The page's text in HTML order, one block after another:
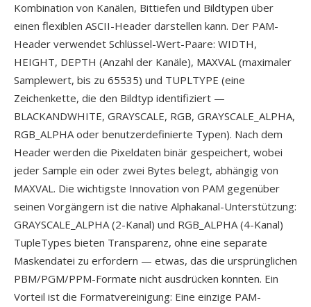
Kombination von Kanälen, Bittiefen und Bildtypen über
einen flexiblen ASCII-Header darstellen kann. Der PAM-
Header verwendet Schlüssel-Wert-Paare: WIDTH,
HEIGHT, DEPTH (Anzahl der Kanäle), MAXVAL (maximaler
Samplewert, bis zu 65535) und TUPLTYPE (eine
Zeichenkette, die den Bildtyp identifiziert —
BLACKANDWHITE, GRAYSCALE, RGB, GRAYSCALE_ALPHA,
RGB_ALPHA oder benutzerdefinierte Typen). Nach dem
Header werden die Pixeldaten binär gespeichert, wobei
jeder Sample ein oder zwei Bytes belegt, abhängig von
MAXVAL. Die wichtigste Innovation von PAM gegenüber
seinen Vorgängern ist die native Alphakanal-Unterstützung:
GRAYSCALE_ALPHA (2-Kanal) und RGB_ALPHA (4-Kanal)
TupleTypes bieten Transparenz, ohne eine separate
Maskendatei zu erfordern — etwas, das die ursprünglichen
PBM/PGM/PPM-Formate nicht ausdrücken konnten. Ein
Vorteil ist die Formatvereinigung: Eine einzige PAM-